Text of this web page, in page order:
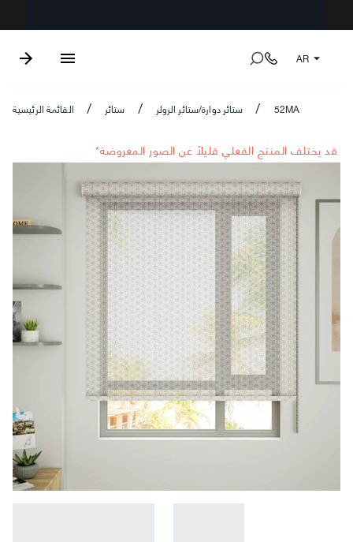
AR
القائمة الرئيسية / ستائر / ستائر دوارة/ستائر الرولر / 52MA
*قد يختلف المنتج الفعلي قليلاً عن الصور المعروضة